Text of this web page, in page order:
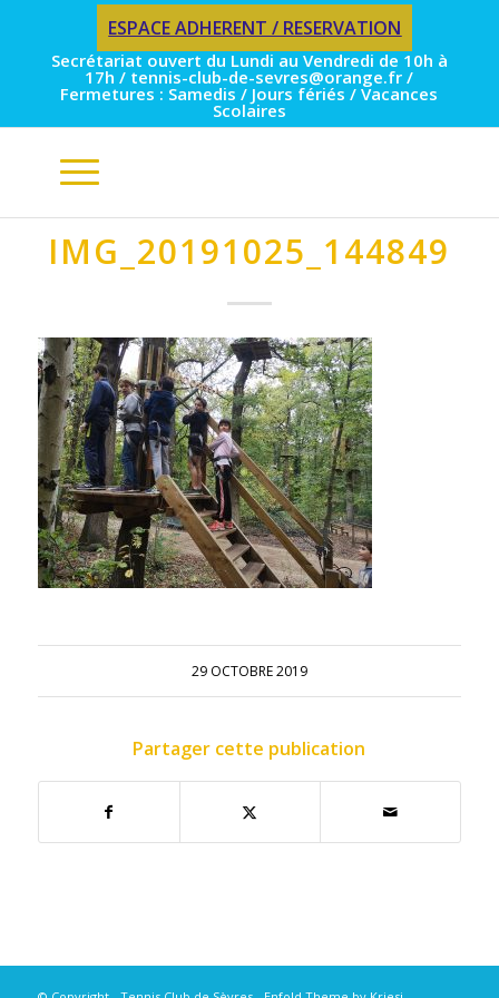
ESPACE ADHERENT / RESERVATION
Secrétariat ouvert du Lundi au Vendredi de 10h à
17h / tennis-club-de-sevres@orange.fr /
Fermetures : Samedis / Jours fériés / Vacances
Scolaires
IMG_20191025_144849
29 OCTOBRE 2019
Partager cette publication